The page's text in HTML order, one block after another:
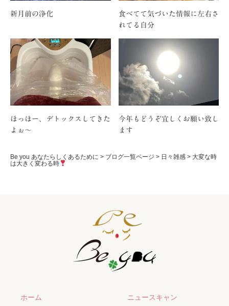
新月前の浄化
食べてて気づいた情報に左右さ
れてる自分
ほっほー、デトックスしてきた
よぉ〜
今年もどうぞ宜しくお願い致し
ます
Be you あなたらしくあるために > ブログ一覧ページ > 日々雑感 > 大変な時
は大きく変わる時
ホーム ニュースキャン